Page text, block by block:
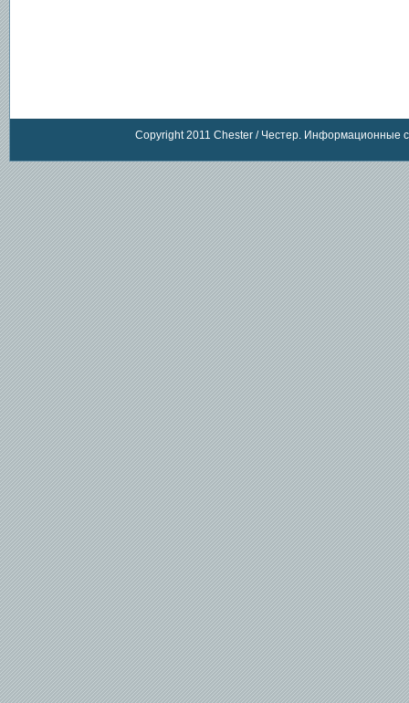
Copyright 2011 Chester / Честер. Информационные